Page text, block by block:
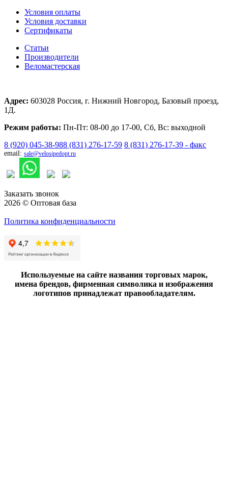
Условия оплаты
Условия доставки
Сертификаты
Статьи
Производители
Веломастерская
Адрес: 603028 Россия, г. Нижний Новгород, Базовый проезд,
1Д.
Режим работы: Пн-Пт: 08-00 до 17-00, Сб, Вс: выходной
8 (920) 045-38-988 (831) 276-17-59 8 (831) 276-17-39 - факс
email: sale@velosipedopt.ru
Заказать звонок
2026 © Оптовая база
Политика конфиденциальности
Используемые на сайте названия торговых марок,
имена брендов, фирменная символика и изображения
логотипов принадлежат правообладателям.